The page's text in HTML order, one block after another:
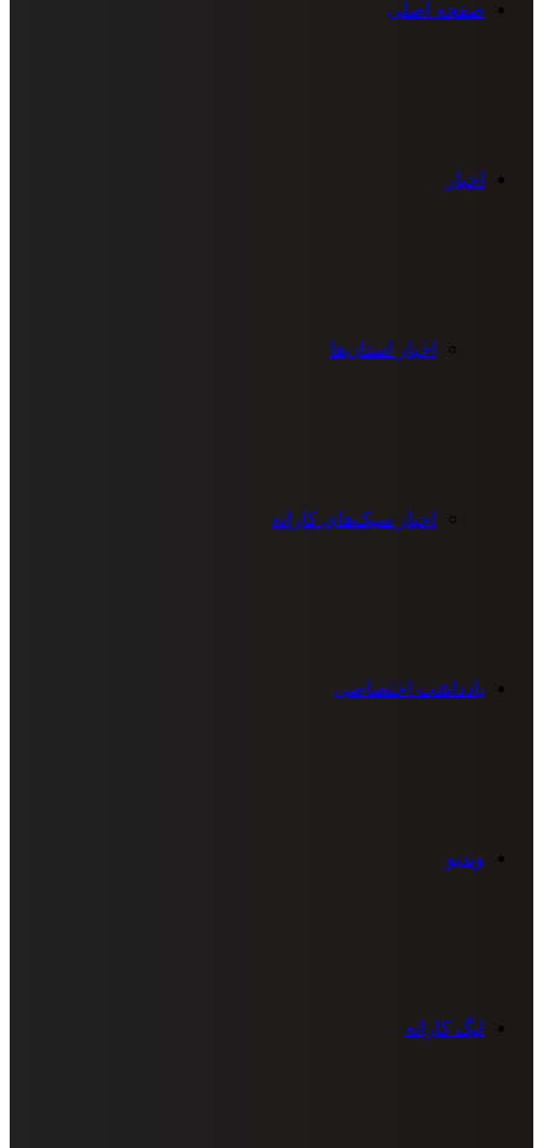
صفحه اصلی
اخبار
اخبار استان‌ها
اخبار سبک‌های کاراته
یادداشت اختصاصی
ویدیو
لیگ کاراته